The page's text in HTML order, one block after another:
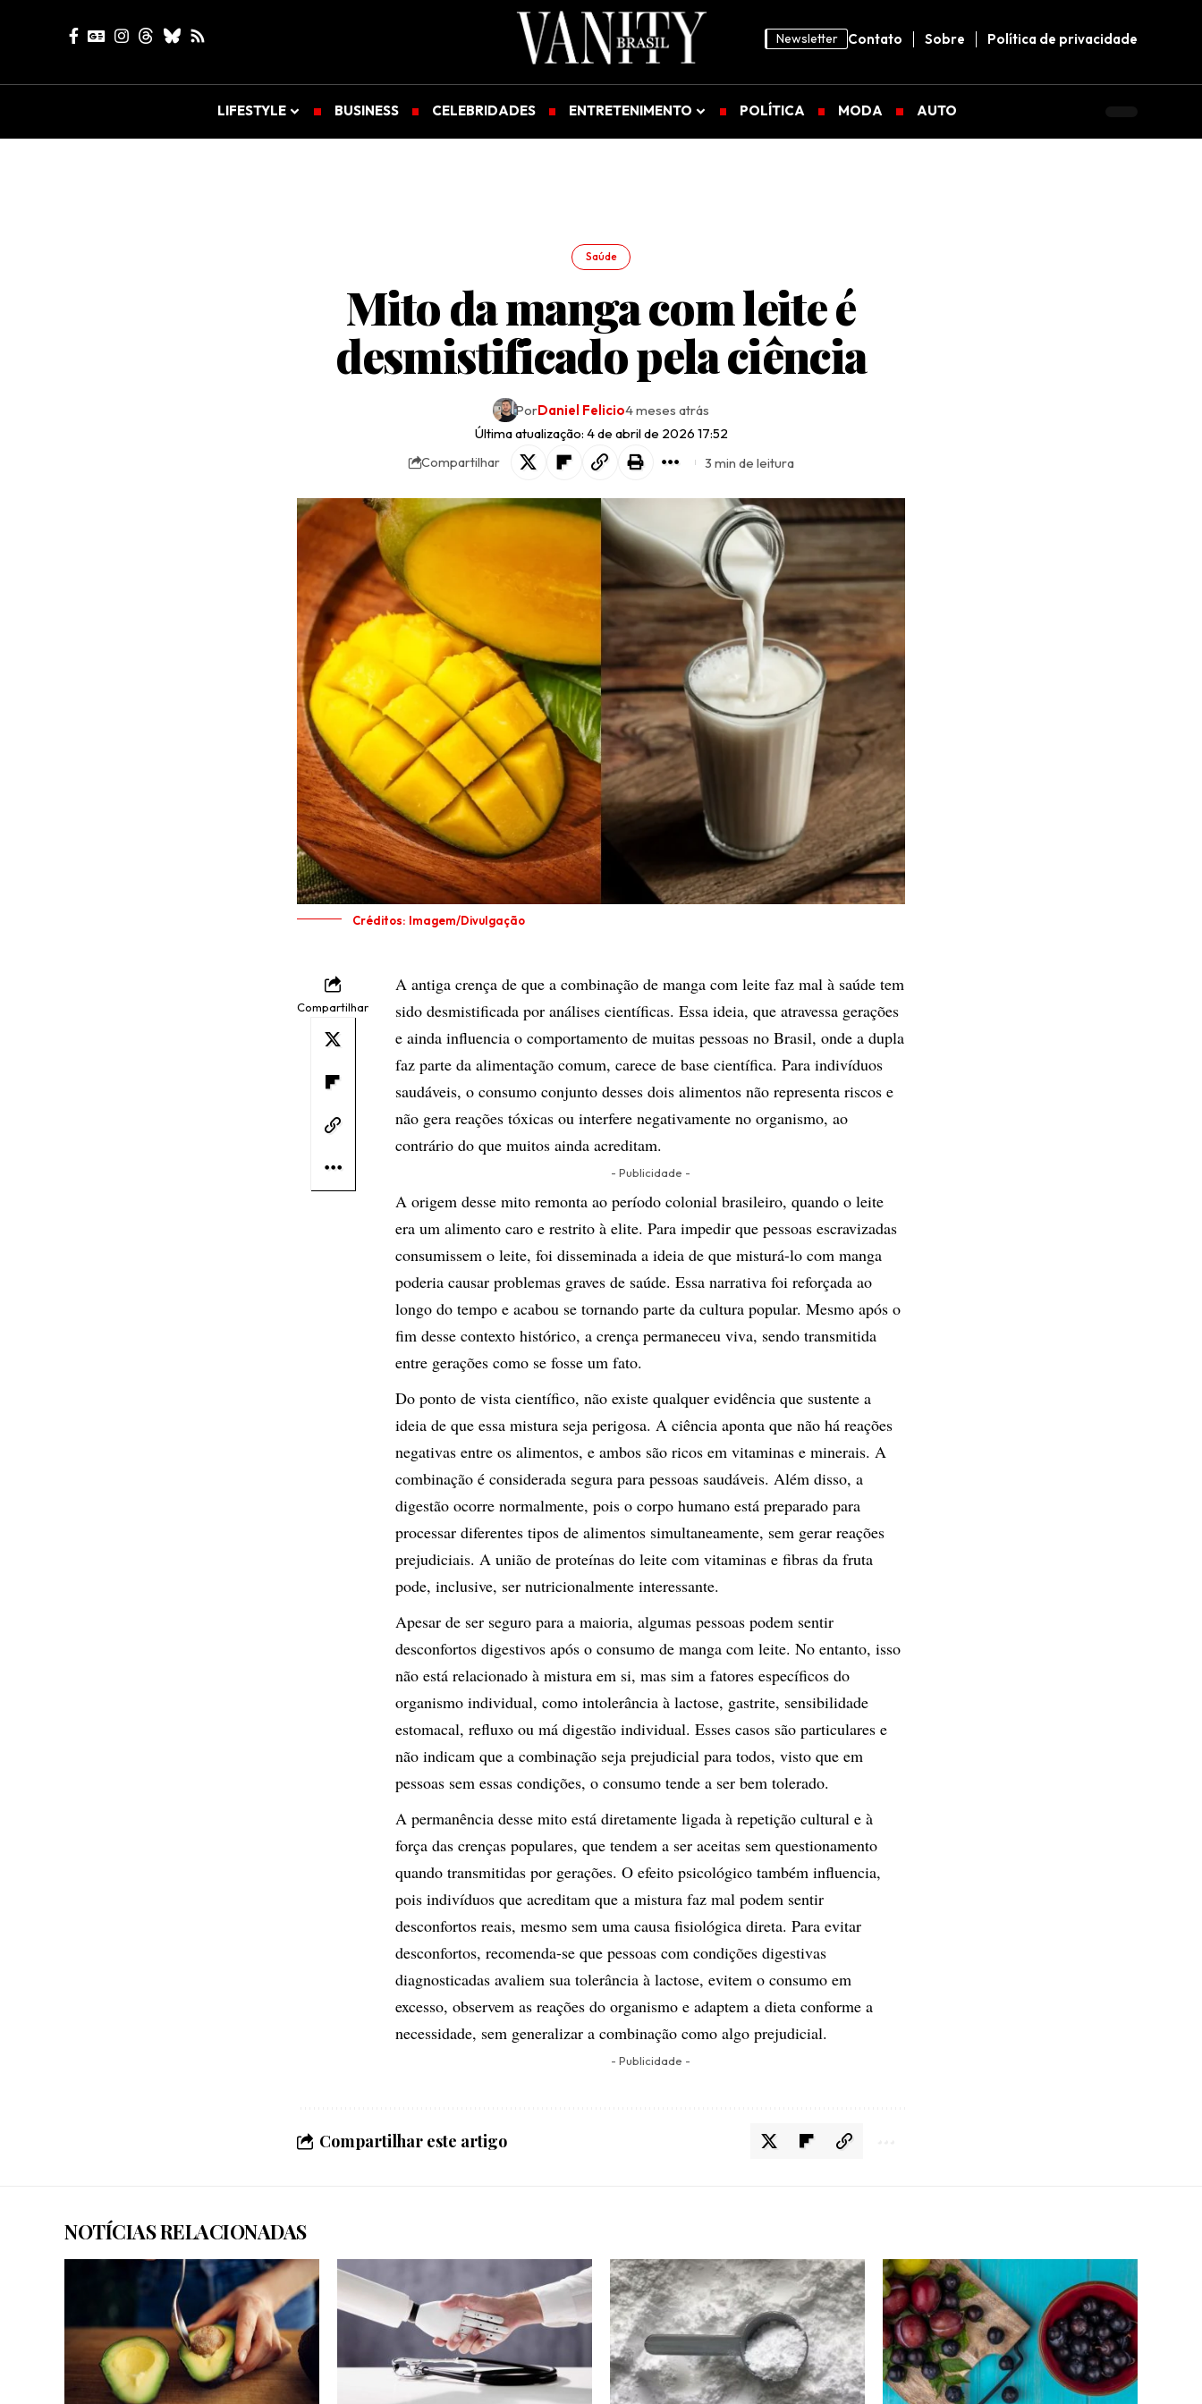
Newsletter Contato Sobre Política de privacidade
LIFESTYLE BUSINESS CELEBRIDADES ENTRETENIMENTO POLÍTICA MODA AUTO
Saúde
Mito da manga com leite é
desmistificado pela ciência
Última atualização: 4 de abril de 2026 17:52
PorDaniel Felicio4 meses atrás
Compartilhar 3 min de leitura
Créditos: Imagem/Divulgação
Compartilhar
A antiga crença de que a combinação de manga com leite faz mal à saúde tem
sido desmistificada por análises científicas. Essa ideia, que atravessa gerações
e ainda influencia o comportamento de muitas pessoas no Brasil, onde a dupla
faz parte da alimentação comum, carece de base científica. Para indivíduos
saudáveis, o consumo conjunto desses dois alimentos não representa riscos e
não gera reações tóxicas ou interfere negativamente no organismo, ao
contrário do que muitos ainda acreditam.
- Publicidade -
A origem desse mito remonta ao período colonial brasileiro, quando o leite
era um alimento caro e restrito à elite. Para impedir que pessoas escravizadas
consumissem o leite, foi disseminada a ideia de que misturá-lo com manga
poderia causar problemas graves de saúde. Essa narrativa foi reforçada ao
longo do tempo e acabou se tornando parte da cultura popular. Mesmo após o
fim desse contexto histórico, a crença permaneceu viva, sendo transmitida
entre gerações como se fosse um fato.
Do ponto de vista científico, não existe qualquer evidência que sustente a
ideia de que essa mistura seja perigosa. A ciência aponta que não há reações
negativas entre os alimentos, e ambos são ricos em vitaminas e minerais. A
combinação é considerada segura para pessoas saudáveis. Além disso, a
digestão ocorre normalmente, pois o corpo humano está preparado para
processar diferentes tipos de alimentos simultaneamente, sem gerar reações
prejudiciais. A união de proteínas do leite com vitaminas e fibras da fruta
pode, inclusive, ser nutricionalmente interessante.
Apesar de ser seguro para a maioria, algumas pessoas podem sentir
desconfortos digestivos após o consumo de manga com leite. No entanto, isso
não está relacionado à mistura em si, mas sim a fatores específicos do
organismo individual, como intolerância à lactose, gastrite, sensibilidade
estomacal, refluxo ou má digestão individual. Esses casos são particulares e
não indicam que a combinação seja prejudicial para todos, visto que em
pessoas sem essas condições, o consumo tende a ser bem tolerado.
A permanência desse mito está diretamente ligada à repetição cultural e à
força das crenças populares, que tendem a ser aceitas sem questionamento
quando transmitidas por gerações. O efeito psicológico também influencia,
pois indivíduos que acreditam que a mistura faz mal podem sentir
desconfortos reais, mesmo sem uma causa fisiológica direta. Para evitar
desconfortos, recomenda-se que pessoas com condições digestivas
diagnosticadas avaliem sua tolerância à lactose, evitem o consumo em
excesso, observem as reações do organismo e adaptem a dieta conforme a
necessidade, sem generalizar a combinação como algo prejudicial.
- Publicidade -
Compartilhar este artigo
NOTÍCIAS RELACIONADAS